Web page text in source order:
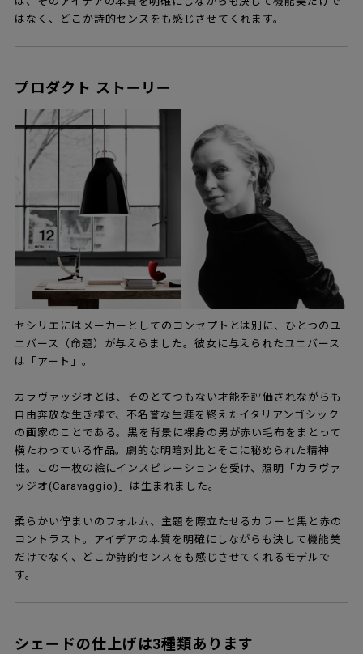
はなく、どこか詩的センスをも感じさせてくれます。
プロダクト ストーリー
セシリエにはメーカーとしてのコンセプトとは別に、ひとつのユ
ニバース（命題）が与えらました。彼女に与えられたユニバース
は「アート」。
カラヴァッジオとは、そのとてつもない才能を評価されながらも
自由奔放な生き様で、不名誉な生涯を終えたイタリアンゴシック
の画家のことである。黒を背景に裸身の男が赤い毛布をまとって
横たわっている作品。劇的な明暗対比とそこに秘められた精神
性。この一枚の絵にインスピレーションを受け、照明「カラヴァ
ッジオ(Caravaggio)」は生まれました。
柔らかい佇まいのフォルム、主題を際立たせるカラーと黒と赤の
コントラスト。アイデアの本質を明確にしながらも決して機能美
だけでなく、どこか詩的センスをも感じさせてくれるモデルで
す。
シェードの仕上げは3種類あります